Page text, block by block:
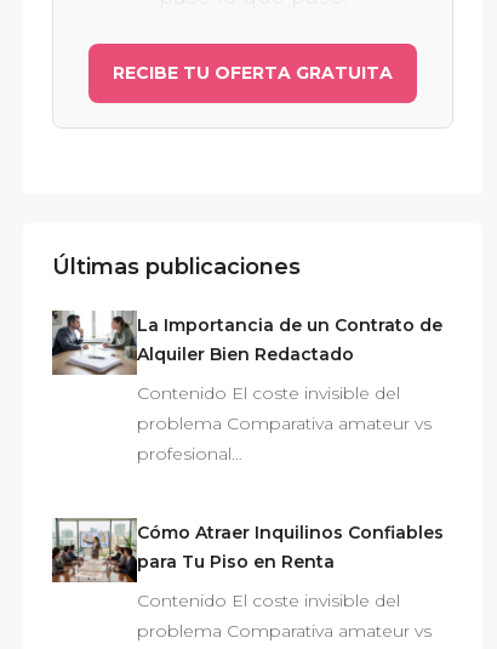
RECIBE TU OFERTA GRATUITA
Últimas publicaciones
La Importancia de un Contrato de
Alquiler Bien Redactado
Contenido El coste invisible del
problema Comparativa amateur vs
profesional…
Cómo Atraer Inquilinos Confiables
para Tu Piso en Renta
Contenido El coste invisible del
problema Comparativa amateur vs